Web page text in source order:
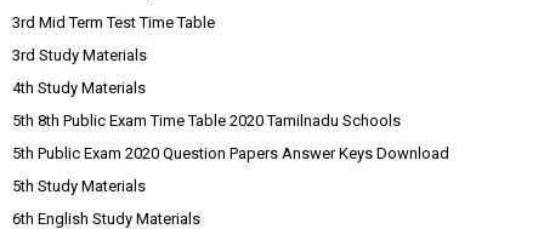
3rd Mid Term Test Time Table
3rd Study Materials
4th Study Materials
5th 8th Public Exam Time Table 2020 Tamilnadu Schools
5th Public Exam 2020 Question Papers Answer Keys Download
5th Study Materials
6th English Study Materials